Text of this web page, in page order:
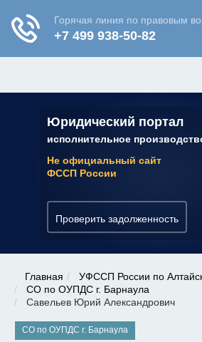
Юридический портал
исполнительное
Не официальный сайт
ФССП России
Проверить задолженность
✆ 7 (800) 350-22-64
Главная
УФССП России по
СО по ОУПДС г. Барнаула
Савельев Юрий Александрович
СО по ОУПДС г. Барнаула